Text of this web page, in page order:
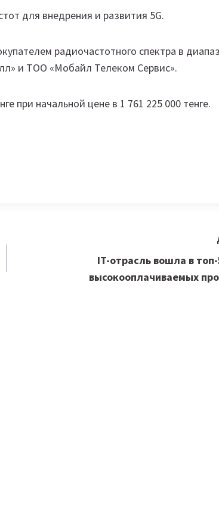
для внедрения и развития 5G.
радиочастотного спектра в
и ТОО «Мобайл Телеком Сервис».
при начальной цене в 1 761 225 000 тенге.
IT-отрасль вошла в
высокооплачиваемых